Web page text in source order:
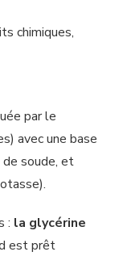
chimiques,
par le
avec une base
soude, et
: la glycérine
est prêt